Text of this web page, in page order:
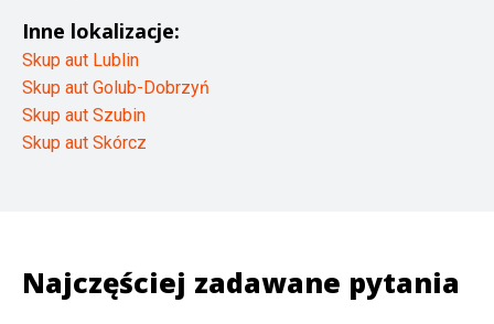
Inne lokalizacje:
Skup aut Lublin
Skup aut Golub-Dobrzyń
Skup aut Szubin
Skup aut Skórcz
Najczęściej zadawane pytania